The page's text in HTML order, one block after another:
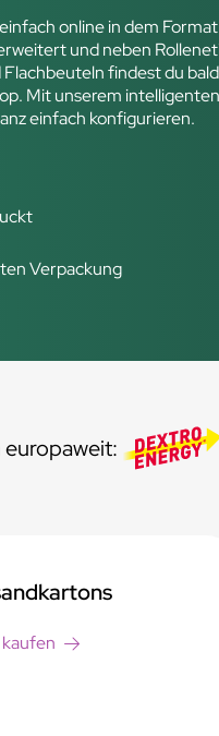
online in dem
und neben
findest du
Mit unserem
einfach konfigurieren.
Verpackung